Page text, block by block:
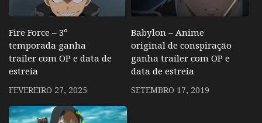
Fire Force – 3º
temporada ganha
trailer com OP e data de
estreia
FEVEREIRO 27, 2025
Babylon – Anime
original de conspiração
ganha trailer com OP e
data de estreia
SETEMBRO 17, 2019